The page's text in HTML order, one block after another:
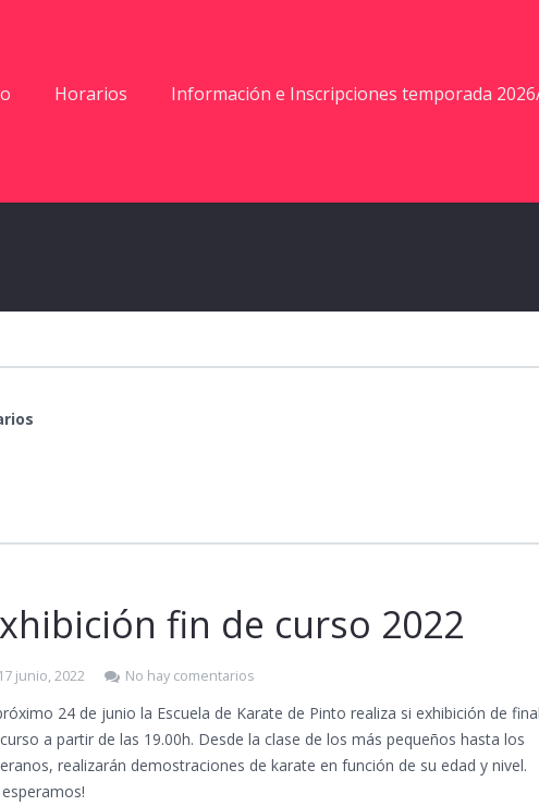
Horarios Información e Inscripciones temporada
fin de curso 2022
17 junio, 2022 No hay comentarios
24 de junio la Escuela de Karate de Pinto realiza si exhibición de
a partir de las 19.00h. Desde la clase de los más pequeños hasta los
realizarán demostraciones de karate en función de su edad y nivel.